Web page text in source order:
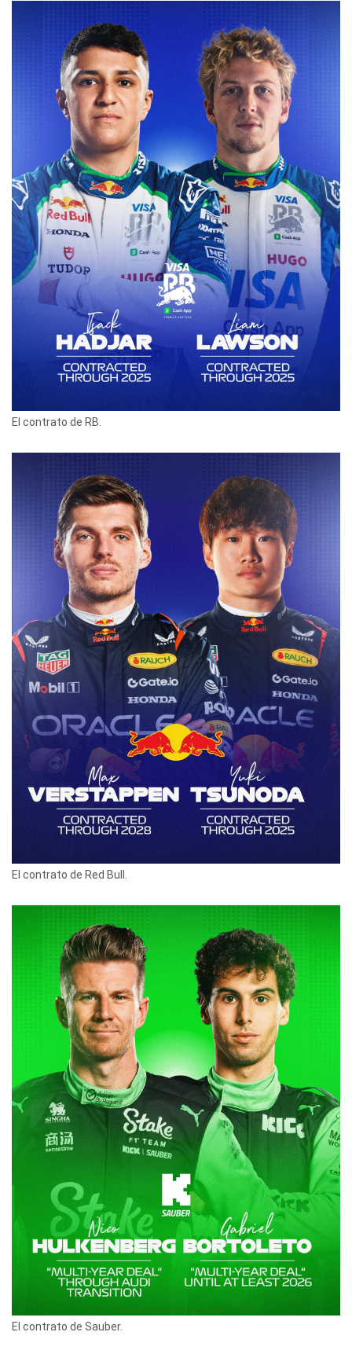
El contrato de RB.
El contrato de Red Bull.
El contrato de Sauber.